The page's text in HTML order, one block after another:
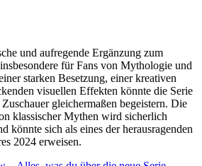
und aufregende Ergänzung zum
für Fans von Mythologie und
starken Besetzung, einer kreativen
visuellen Effekten könnte die Serie
gleichermaßen begeistern. Die
klassischer Mythen wird sicherlich
könnte sich als eines der herausragenden
2024 erweisen.